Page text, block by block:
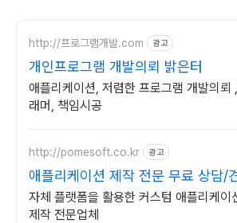
http://프로그램개발.com 광고
개인프로그램 개발의뢰 밝은터
애플리케이션, 저렴한 프로그램 개발의
래머, 책임시공
http://pomesoft.co.kr 광고
애플리케이션 제작 전문 무료 상담/
자체 플랫폼을 활용한 커스텀 애플리케이
제작 전문업체